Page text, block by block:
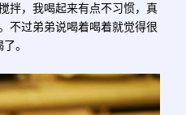
拌，我喝起来有点不习惯，真
不过弟弟说喝着喝着就觉得很
。